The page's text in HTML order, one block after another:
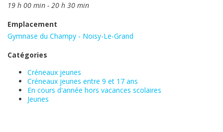
19 h 00 min - 20 h 30 min
Emplacement
Gymnase du Champy - Noisy-Le-Grand
Catégories
Créneaux jeunes
Créneaux jeunes entre 9 et 17 ans
En cours d'année hors vacances scolaires
Jeunes